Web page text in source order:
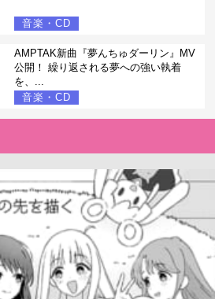
音楽・CD
AMPTAK新曲『夢んちゅダーリン』MV
公開！ 繰り返される夢への強い執着
を、...
音楽・CD